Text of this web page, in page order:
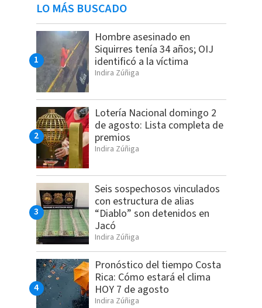
LO MÁS BUSCADO
Hombre asesinado en
Siquirres tenía 34 años; OIJ
identificó a la víctima
Indira Zúñiga
Lotería Nacional domingo 2
de agosto: Lista completa de
premios
Indira Zúñiga
Seis sospechosos vinculados
con estructura de alias
“Diablo” son detenidos en
Jacó
Indira Zúñiga
Pronóstico del tiempo Costa
Rica: Cómo estará el clima
HOY 7 de agosto
Indira Zúñiga